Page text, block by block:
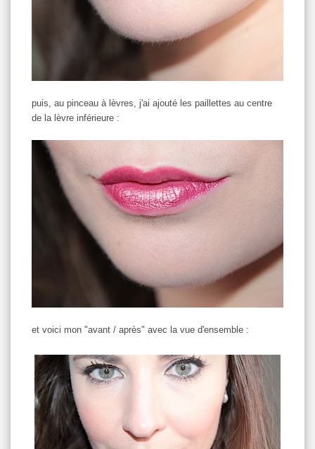
puis, au pinceau à lèvres, j'ai ajouté les paillettes au centre
de la lèvre inférieure :
et voici mon "avant / après" avec la vue d'ensemble :